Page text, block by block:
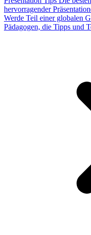
hervorragender
Werde Teil einer globalen
Pädagogen, die Tipps und